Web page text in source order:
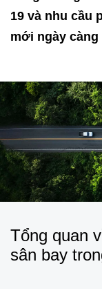
19 và nhu cầu
mới ngày càng
Tổng quan
sân bay